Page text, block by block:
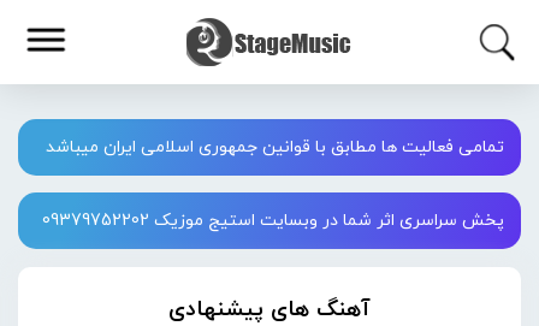
تمامی فعالیت ها مطابق با قوانین جمهوری اسلامی ایران میباشد
پخش سراسری اثر شما در وبسایت استیج موزیک 09379752202
آهنگ های پیشنهادی